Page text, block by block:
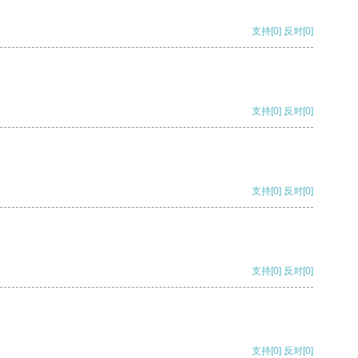
支持[0] 反对[0]
支持[0] 反对[0]
支持[0] 反对[0]
支持[0] 反对[0]
支持[0] 反对[0]